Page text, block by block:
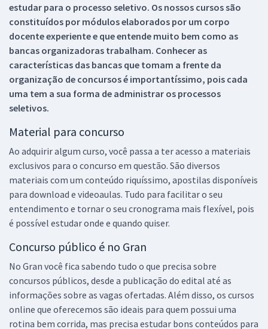
estudar para o processo seletivo. Os nossos cursos são
constituídos por módulos elaborados por um corpo
docente experiente e que entende muito bem como as
bancas organizadoras trabalham. Conhecer as
características das bancas que tomam a frente da
organização de concursos é importantíssimo, pois cada
uma tem a sua forma de administrar os processos
seletivos.
Material para concurso
Ao adquirir algum curso, você passa a ter acesso a materiais
exclusivos para o concurso em questão. São diversos
materiais com um conteúdo riquíssimo, apostilas disponíveis
para download e videoaulas. Tudo para facilitar o seu
entendimento e tornar o seu cronograma mais flexível, pois
é possível estudar onde e quando quiser.
Concurso público é no Gran
No Gran você fica sabendo tudo o que precisa sobre
concursos públicos, desde a publicação do edital até as
informações sobre as vagas ofertadas. Além disso, os cursos
online que oferecemos são ideais para quem possui uma
rotina bem corrida, mas precisa estudar bons conteúdos para